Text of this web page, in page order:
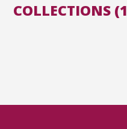
COLLECTIONS